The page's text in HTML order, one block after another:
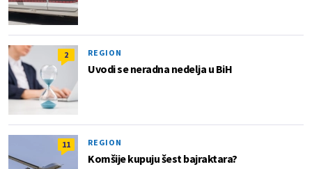
2 REGION
Uvodi se neradna nedelja u BiH
11 REGION
Komšije kupuju šest bajraktara?